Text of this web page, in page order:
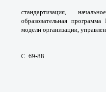
стандартизация,
образовательная
модели организации,
С. 69-88